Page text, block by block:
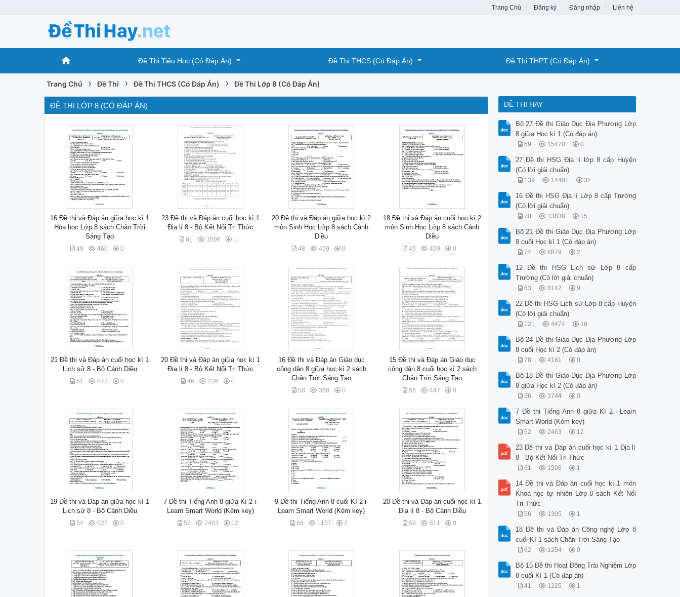
Trang Chủ Đăng ký Đăng nhập Liên hệ
Đề Thi Tiểu Học (Có Đáp Án) Đề Thi THCS (Có Đáp Án) Đề Thi THPT (Có Đáp Án)
Trang Chủ › Đề Thi › Đề Thi THCS (Có Đáp Án) › Đề Thi Lớp 8 (Có Đáp Án)
ĐỀ THI LỚP 8 (CÓ ĐÁP ÁN)
16 Đề thi và Đáp án giữa học kì 1
Hóa học Lớp 8 sách Chân Trời
Sáng Tạo
49 460 0
23 Đề thi và Đáp án cuối học kì 1
Địa lí 8 - Bộ Kết Nối Tri Thức
61 1506 1
20 Đề thi và Đáp án giữa học kì 2
môn Sinh Học Lớp 8 sách Cánh
Diều
48 459 0
18 Đề thi và Đáp án cuối học kì 2
môn Sinh Học Lớp 8 sách Cánh
Diều
45 459 0
21 Đề thi và Đáp án cuối học kì 1
Lịch sử 8 - Bộ Cánh Diều
51 873 0
20 Đề thi và Đáp án giữa học kì 1
Địa lí 8 - Bộ Kết Nối Tri Thức
46 226 0
16 Đề thi và Đáp án Giáo dục
công dân 8 giữa học kì 2 sách
Chân Trời Sáng Tạo
58 368 0
15 Đề thi và Đáp án Giáo dục
công dân 8 cuối học kì 2 sách
Chân Trời Sáng Tạo
56 447 0
19 Đề thi và Đáp án giữa học kì 1
Lịch sử 8 - Bộ Cánh Diều
54 527 0
7 Đề thi Tiếng Anh 8 giữa Kì 2 i-
Learn Smart World (Kèm key)
52 2463 12
9 Đề thi Tiếng Anh 8 cuối Kì 2 i-
Learn Smart World (Kèm key)
68 1157 2
20 Đề thi và Đáp án cuối học kì 1
Địa lí 8 - Bộ Cánh Diều
59 611 0
ĐỀ THI HAY
Bộ 27 Đề thi Giáo Dục Địa Phương Lớp
8 giữa Học kì 1 (Có đáp án)
69 15470 0
27 Đề thi HSG Địa lí lớp 8 cấp Huyện
(Có lời giải chuẩn)
139 14401 32
16 Đề thi HSG Địa lí Lớp 8 cấp Trường
(Có lời giải chuẩn)
70 13838 15
Bộ 21 Đề thi Giáo Dục Địa Phương Lớp
8 cuối Học kì 1 (Có đáp án)
74 8879 2
12 Đề thi HSG Lịch sử Lớp 8 cấp
Trường (Có lời giải chuẩn)
63 8142 9
22 Đề thi HSG Lịch sử Lớp 8 cấp Huyện
(Có lời giải chuẩn)
121 4474 16
Bộ 24 Đề thi Giáo Dục Địa Phương Lớp
8 cuối Học kì 2 (Có đáp án)
78 4161 0
Bộ 18 Đề thi Giáo Dục Địa Phương Lớp
8 giữa Học kì 2 (Có đáp án)
56 3744 0
7 Đề thi Tiếng Anh 8 giữa Kì 2 i-Learn
Smart World (Kèm key)
52 2463 12
23 Đề thi và Đáp án cuối học kì 1 Địa lí
8 - Bộ Kết Nối Tri Thức
61 1506 1
14 Đề thi và Đáp án cuối học kì 1 môn
Khoa học tự nhiên Lớp 8 sách Kết Nối
Tri Thức
56 1305 1
18 Đề thi và Đáp án Công nghệ Lớp 8
cuối Kì 1 sách Chân Trời Sáng Tạo
62 1254 0
Bộ 15 Đề thi Hoạt Động Trải Nghiệm Lớp
8 cuối Kì 1 (Có đáp án)
41 1225 1